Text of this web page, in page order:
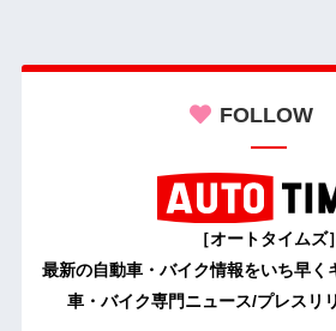
FOLLOW
［オートタイムズ］
最新の自動車・バイク情報をいち早く
車・バイク専門ニュース/プレスリ